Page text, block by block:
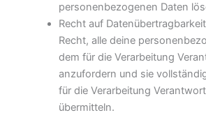
personenbezogenen Daten
Recht auf
Recht, alle deine
dem für die Verarbeitung
anzufordern und sie
für die Verarbeitung
übermitteln.